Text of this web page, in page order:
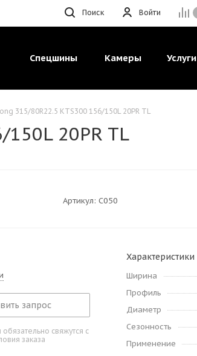
Войти
Поиск
Спецшины Камеры Услуги
315/80R22.5 KTS300 156/150L 20PR TL
20PR TL
Артикул: C050
запрос
свяжутся с
заказа
Характеристики
Ширина
Профиль
Диаметр
Сезонность
Применение